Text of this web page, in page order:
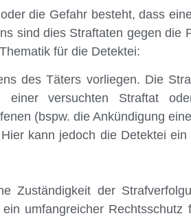
die Gefahr besteht, dass
sind dies Straftaten gegen die
für die Detektei:
des Täters vorliegen. Die
einer versuchten Straftat
(bspw. die Ankündigung
kann jedoch die Detektei
der
umfangreicher Rechtsschutz